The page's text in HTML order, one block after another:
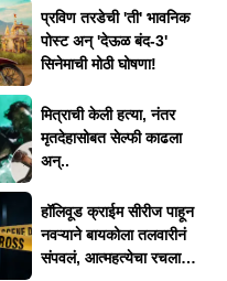
प्रविण तरडेची 'ती' भावनिक
पोस्ट अन् 'देऊळ बंद-3'
सिनेमाची मोठी घोषणा!
मित्राची केली हत्या, नंतर
मृतदेहासोबत सेल्फी काढला
अन्..
हॉलिवूड क्राईम सीरीज पाहून
नवऱ्याने बायकोला तलवारीनं
संपवलं, आत्महत्येचा रचला